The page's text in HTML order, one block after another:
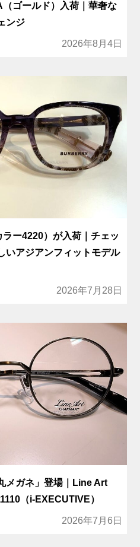
ゴールド）入荷｜華奢な
ンジ
2026年8月4日
ー4220）が入荷｜チェッ
いアジアンフィットモデル
2026年7月28日
メガネ」登場｜Line Art
（i-EXECUTIVE）
2026年7月6日